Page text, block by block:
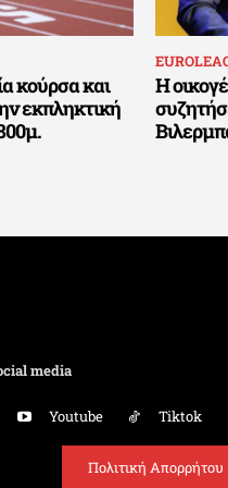
κούρσα και
εκπληκτική
Η
media
Youtube Tiktok
Πολιτική Απορρήτου